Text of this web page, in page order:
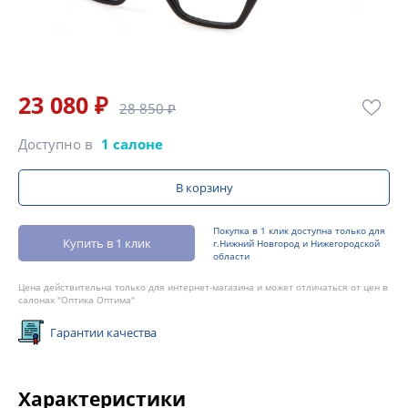
23 080 ₽ 28 850 ₽
Доступно в 1 салоне
В корзину
Купить в 1 клик
Покупка в 1 клик доступна только для
г.Нижний Новгород и Нижегородской
области
Цена действительна только для интернет-магазина и может отличаться от цен в
салонах "Оптика Оптима"
Гарантии качества
Характеристики